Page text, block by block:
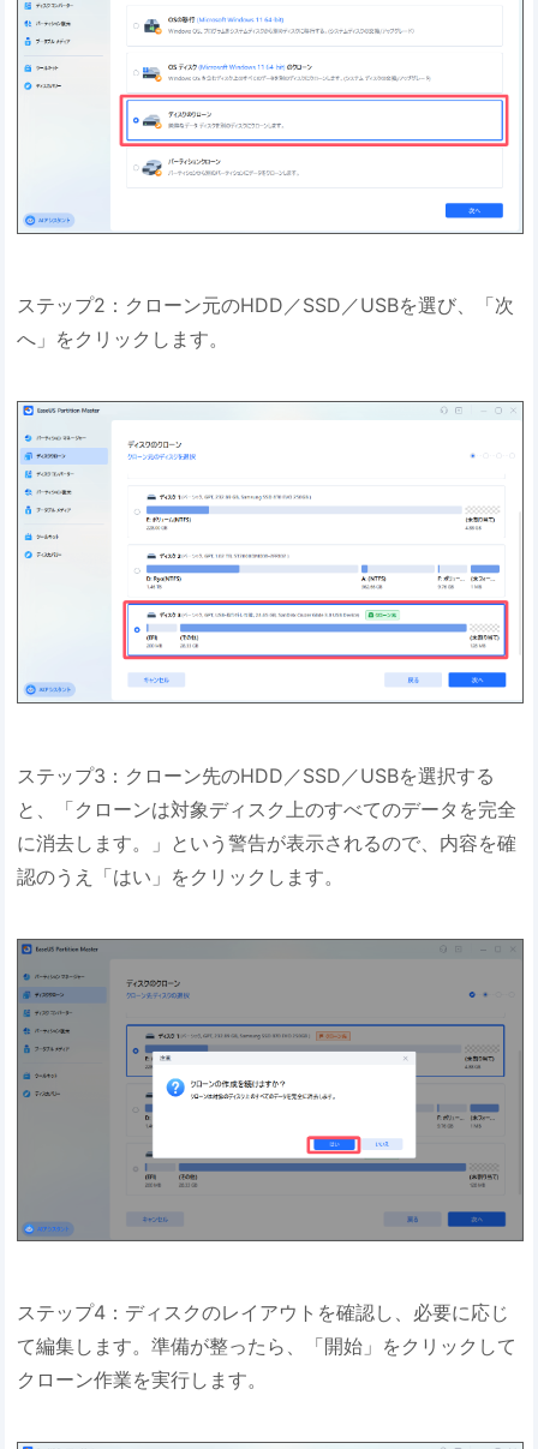
ステップ2：クローン元のHDD／SSD／USBを選び、「次
へ」をクリックします。
ステップ3：クローン先のHDD／SSD／USBを選択する
と、「クローンは対象ディスク上のすべてのデータを完全
に消去します。」という警告が表示されるので、内容を確
認のうえ「はい」をクリックします。
ステップ4：ディスクのレイアウトを確認し、必要に応じ
て編集します。準備が整ったら、「開始」をクリックして
クローン作業を実行します。